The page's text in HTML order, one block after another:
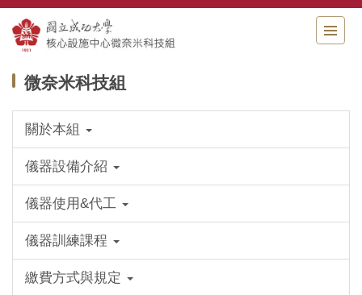
跳
到
主
內
微奈米科技組
關於本組
儀器設備介紹
儀器使用&代工
儀器訓練課程
繳費方式與規定